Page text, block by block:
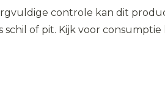
controle kan dit
schil of pit. Kijk voor